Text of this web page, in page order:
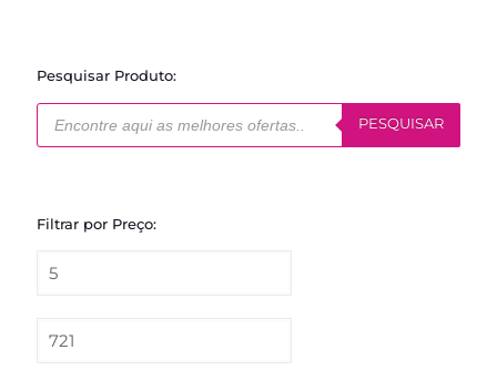
Pesquisar Produto:
Pesquisar
produtos
PESQUISAR
Filtrar por Preço: